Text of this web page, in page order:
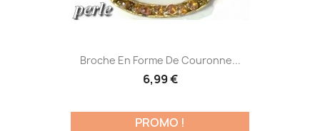
Broche En Forme De Couronne...
6,99 €
PROMO !